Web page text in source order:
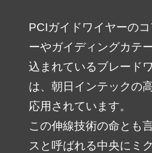
PCIガイドワイヤーの
ーやガイディングカテ
込まれているブレード
は、朝日インテックの
応用されています。
この伸線技術の命とも
スと呼ばれる中央にミ